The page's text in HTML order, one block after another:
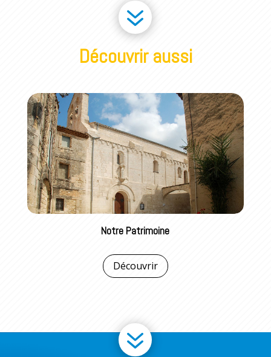
7
Découvrir aussi
Notre Patrimoine
Découvrir
7